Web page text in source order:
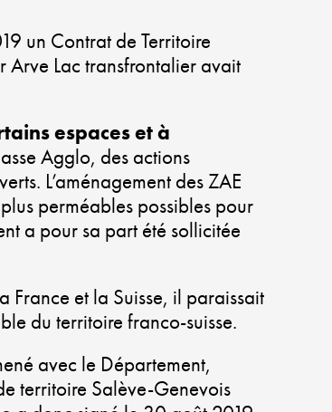
PLUS
VERTE
ALLIER
DYNAMISME
SOLIDARITÉ
ET
DURABLE
CO-
CONSTRUIRE
un Contrat de Territoire
Arve Lac transfrontalier avait
espaces et à
Agglo, des actions
L’aménagement des ZAE
perméables possibles pour
a pour sa part été sollicitée
France et la Suisse, il paraissait
du territoire franco-suisse.
avec le Département,
territoire Salève-Genevois